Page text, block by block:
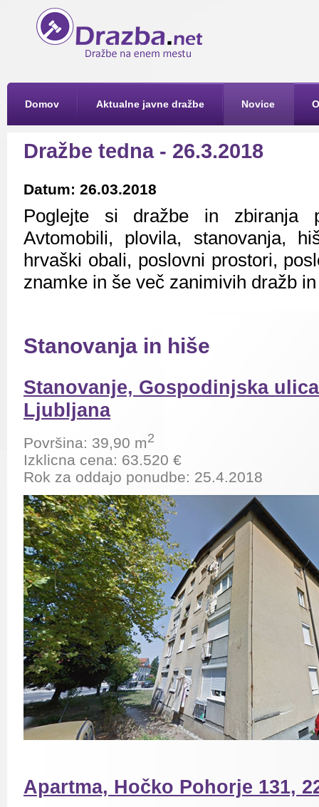
Domov Aktualne javne dražbe Novice
Dražbe tedna - 26.3.2018
Datum: 26.03.2018
Poglejte si dražbe in zbiranja
Avtomobili, plovila, stanovanja,
hrvaški obali, poslovni prostori,
znamke in še več zanimivih dražb
Stanovanja in hiše
Stanovanje, Gospodinjska
Ljubljana
Površina: 39,90 m2
Izklicna cena: 63.520 €
Rok za oddajo ponudbe: 25.4.2018
Apartma, Hočko Pohorje 131,